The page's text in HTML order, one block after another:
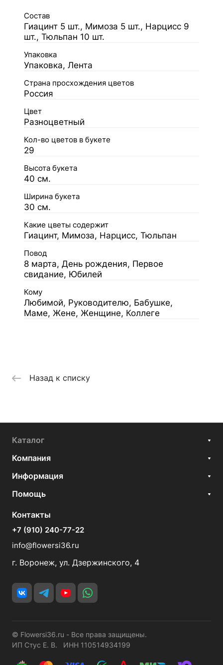
Состав
Гиацинт 5 шт., Мимоза 5 шт., Нарцисс 9
шт., Тюльпан 10 шт.
Упаковка
Упаковка, Лента
Страна просхождения цветов
Россия
Цвет
Разноцветный
Кол-во цветов в букете
29
Высота букета
40 см.
Ширина букета
30 см.
Какие цветы содержит
Гиацинт, Мимоза, Нарцисс, Тюльпан
Повод
8 марта, День рождения, Первое
свидание, Юбилей
Кому
Любимой, Руководителю, Бабушке,
Маме, Жене, Женщине, Коллеге
Назад к списку
Каталог
Компания
Информация
Помощь
Контакты
+7 (910) 240-77-22
info@flowersi36.ru
г. Воронеж, ул. Дзержинского, 4
© Flowersi36.ru - Все права защищены.
ИП Стус Е. В. ИНН 110514934199